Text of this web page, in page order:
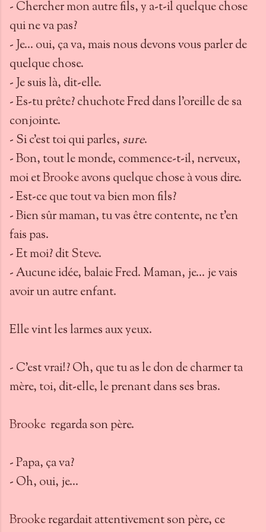
- Chercher mon autre fils, y a-t-il quelque chose
qui ne va pas?
- Je… oui, ça va, mais nous devons vous parler de
quelque chose.
- Je suis là, dit-elle.
- Es-tu prête? chuchote Fred dans l’oreille de sa
conjointe.
- Si c’est toi qui parles, sure.
- Bon, tout le monde, commence-t-il, nerveux,
moi etBrookeavons quelque chose à vous dire.
- Est-ce que tout va bien mon fils?
- Bien sûr maman, tu vas être contente, ne t’en
fais pas.
- Et moi? ditSteve.
- Aucune idée, balaie Fred. Maman, je… je vais
avoir un autre enfant.
Elle vint les larmes aux yeux.
- C’est vrai!? Oh, que tu as le don de charmer ta
mère, toi, dit-elle, le prenant dans ses bras.
Brooke regarda son père.
- Papa, ça va?
- Oh, oui, je…
Brookeregardait attentivement son père, ce